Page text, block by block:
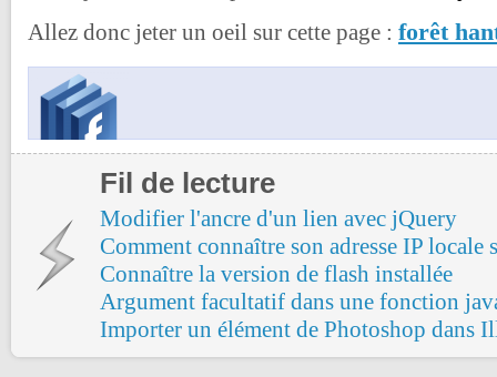
Allez donc jeter un oeil sur cette page : forêt
Fil de lecture
Modifier l'ancre d'un lien avec jQuery
Comment connaître son adresse IP locale
Connaître la version de flash installée
Argument facultatif dans une fonction
Importer un élément de Photoshop dans